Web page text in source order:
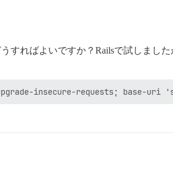
すればよいですか？Railsで試しました